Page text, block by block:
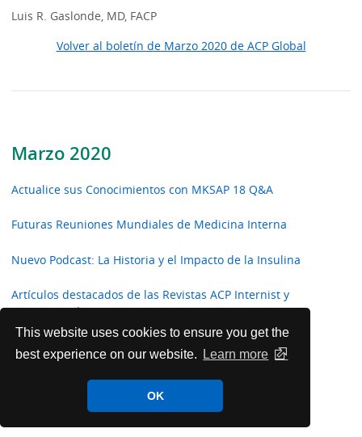
This website uses cookies to ensure you get the
best experience on our website.
Learn more
OK
Marzo 2020
Actualice sus Conocimientos con MKSAP 18 Q&A
Futuras Reuniones Mundiales de Medicina Interna
Nuevo Podcast: La Historia y el Impacto de la Insulina
Artículos destacados de las Revistas ACP Internist y
ACP Hospitalist
Annals of Internal Medicine In the Clinic
El ACP Da la Bienvenida a Nuevos Fellows
Luis R. Gaslonde, MD, FACP
Volver al boletín de Marzo 2020 de ACP Global